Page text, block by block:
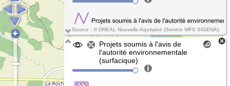
Source : © DREAL Nouvelle-Aquitaine (Service WFS SIGENA).
Projets soumis à l'avis de
l'autorité environnementale
(surfacique)